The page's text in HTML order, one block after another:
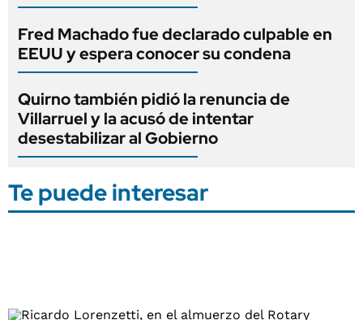
Fred Machado fue declarado culpable en
EEUU y espera conocer su condena
Quirno también pidió la renuncia de
Villarruel y la acusó de intentar
desestabilizar al Gobierno
Te puede interesar